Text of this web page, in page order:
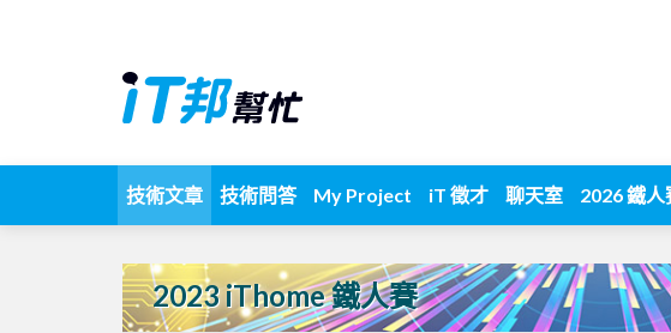
技術文章 技術問答 My Project iT 徵才 聊天室 2026 鐵人
2023 iThome 鐵人賽